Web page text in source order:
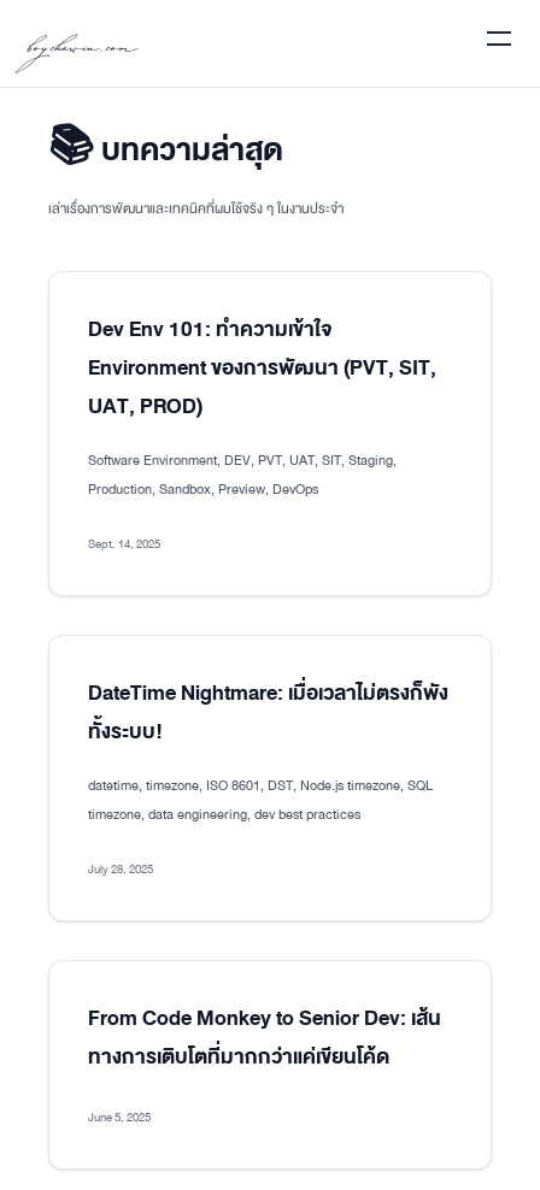
boychawin.com
📚 บทความล่าสุด
เล่าเรื่องการพัฒนาและเทคนิคที่ผมใช้จริง ๆ ในงานประจำ
Dev Env 101: ทำความเข้าใจ
Environment ของการพัฒนา (PVT, SIT,
UAT, PROD)
Software Environment, DEV, PVT, UAT, SIT, Staging,
Production, Sandbox, Preview, DevOps
Sept. 14, 2025
DateTime Nightmare: เมื่อเวลาไม่ตรงก็พัง
ทั้งระบบ!
datetime, timezone, ISO 8601, DST, Node.js timezone, SQL
timezone, data engineering, dev best practices
July 28, 2025
From Code Monkey to Senior Dev: เส้น
ทางการเติบโตที่มากกว่าแค่เขียนโค้ด
June 5, 2025